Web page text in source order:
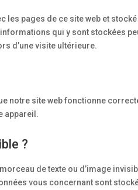
les pages de ce site web et
qui y sont stockées
d’une visite ultérieure.
notre site web fonctionne
appareil.
?
de texte ou d’image
vous concernant sont